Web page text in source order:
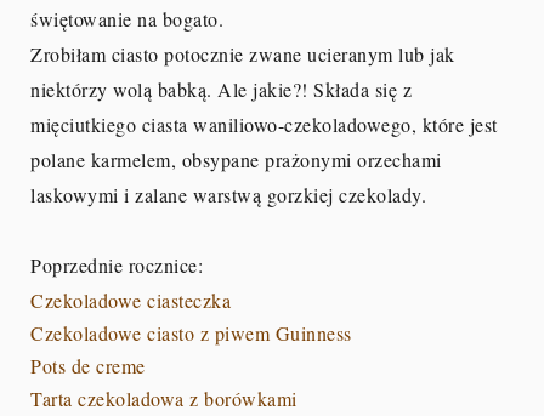
świętowanie na bogato.
Zrobiłam ciasto potocznie zwane ucieranym lub jak
niektórzy wolą babką. Ale jakie?! Składa się z
mięciutkiego ciasta waniliowo-czekoladowego, które jest
polane karmelem, obsypane prażonymi orzechami
laskowymi i zalane warstwą gorzkiej czekolady.
Poprzednie rocznice:
Czekoladowe ciasteczka
Czekoladowe ciasto z piwem Guinness
Pots de creme
Tarta czekoladowa z borówkami